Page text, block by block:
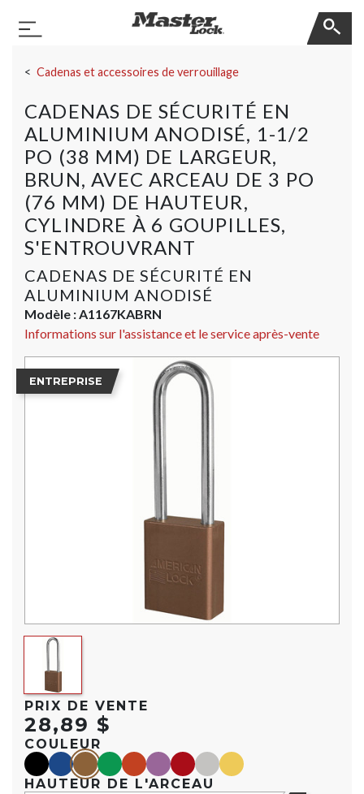
Basculer la navigation
Cadenas et accessoires de verrouillage
CADENAS DE SÉCURITÉ EN
ALUMINIUM ANODISÉ, 1-1/2
PO (38 MM) DE LARGEUR,
BRUN, AVEC ARCEAU DE 3 PO
(76 MM) DE HAUTEUR,
CYLINDRE À 6 GOUPILLES,
S'ENTROUVRANT
CADENAS DE SÉCURITÉ EN
ALUMINIUM ANODISÉ
Modèle :A1167KABRN
Informations sur l'assistance et le service après-vente
ENTREPRISE
PRIX DE VENTE
28,89 $
COULEUR
blackblueMarrongreenorangepurplered Argentyellow
HAUTEUR DE L'ARCEAU